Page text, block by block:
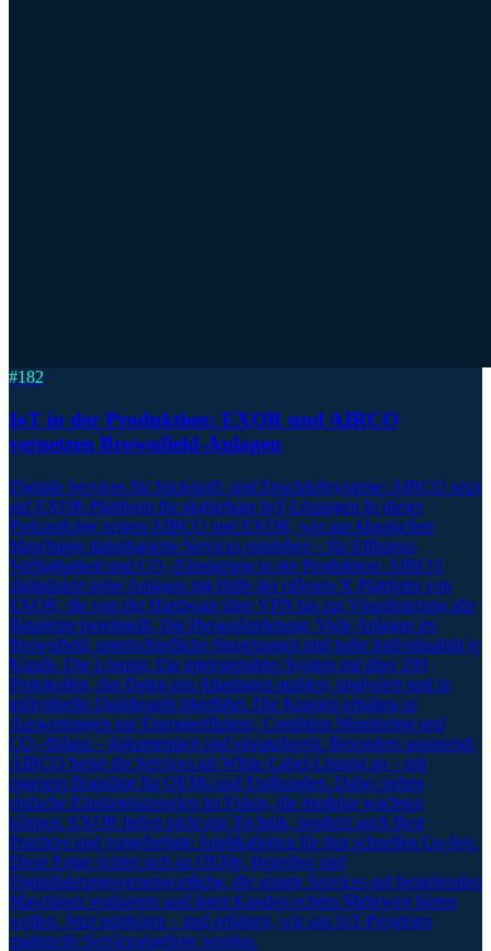
#182
IoT in der Produktion: EXOR und AIRCO
vernetzen Brownfield-Anlagen
Digitale Services für Stickstoff- und Druckluftsysteme: AIRCO setzt
auf EXOR-Plattform für skalierbare IoT-Lösungen In dieser
Podcastfolge zeigen AIRCO und EXOR, wie aus klassischen
Maschinen datenbasierte Services entstehen – für Effizienz,
Verfügbarkeit und CO₂-Einsparung in der Produktion. AIRCO
digitalisiert seine Anlagen mit Hilfe der offenen X Plattform von
EXOR, die von der Hardware über VPN bis zur Visualisierung alle
Bausteine bereitstellt. Die Herausforderung: Viele Anlagen im
Brownfield, unterschiedliche Steuerungen und hohe Individualität je
Kunde. Die Lösung: Ein interoperables System mit über 200
Protokollen, das Daten aus Altanlagen ausliest, analysiert und in
individuelle Dashboards überführt. Die Kunden erhalten so
Auswertungen zur Energieeffizienz, Condition Monitoring und
CO₂-Bilanz – dokumentiert und einsatzbereit. Besonders spannend:
AIRCO bietet die Services als White-Label-Lösung an – mit
eigenem Branding für OEMs und Endkunden. Dabei stehen
einfache Einstiegsszenarien im Fokus, die modular wachsen
können. EXOR liefert nicht nur Technik, sondern auch Best
Practices und vorgefertigte Applikationen für den schnellen Go-live.
Diese Folge richtet sich an OEMs, Betreiber und
Digitalisierungsverantwortliche, die smarte Services auf bestehenden
Maschinen realisieren und ihren Kunden echten Mehrwert bieten
wollen. Jetzt reinhören – und erfahren, wie aus IoT-Projekten
marktreife Serviceangebote werden.